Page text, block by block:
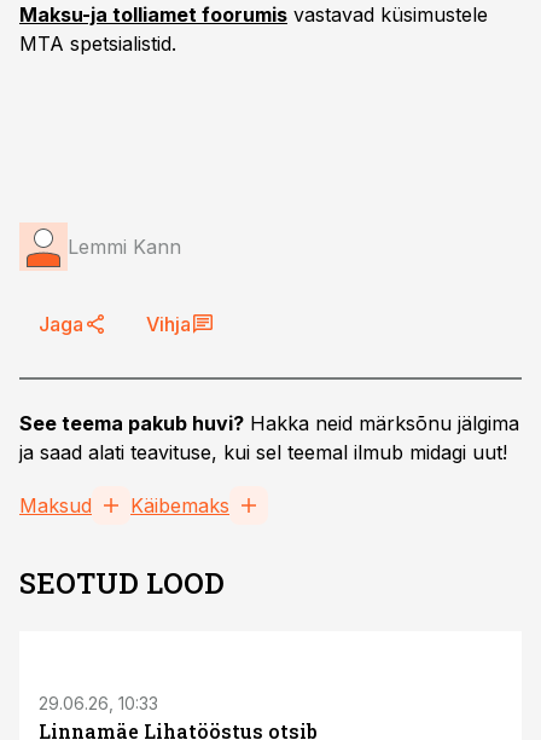
Maksu-ja tolliamet foorumis vastavad küsimustele
MTA spetsialistid.
Lemmi Kann
Jaga Vihja
See teema pakub huvi? Hakka neid märksõnu jälgima
ja saad alati teavituse, kui sel teemal ilmub midagi uut!
Maksud Käibemaks
SEOTUD LOOD
29.06.26, 10:33
Linnamäe Lihatööstus otsib